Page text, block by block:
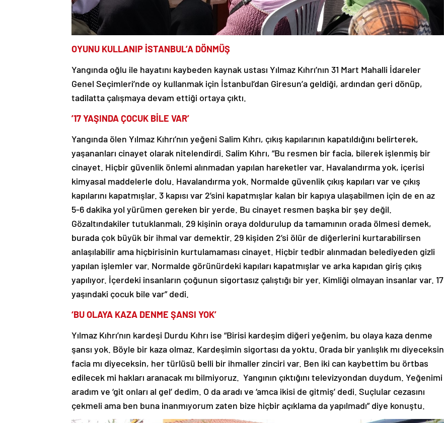
OYUNU KULLANIP İSTANBUL’A DÖNMÜŞ
Yangında oğlu ile hayatını kaybeden kaynak ustası Yılmaz Kıhrı’nın 31 Mart Mahalli İdareler
Genel Seçimleri’nde oy kullanmak için İstanbul’dan Giresun’a geldiği, ardından geri dönüp,
tadilatta çalışmaya devam ettiği ortaya çıktı.
’17 YAŞINDA ÇOCUK BİLE VAR’
Yangında ölen Yılmaz Kıhrı’nın yeğeni Salim Kıhrı, çıkış kapılarının kapatıldığını belirterek,
yaşananları cinayet olarak nitelendirdi. Salim Kıhrı, “Bu resmen bir facia, bilerek işlenmiş bir
cinayet. Hiçbir güvenlik önlemi alınmadan yapılan hareketler var. Havalandırma yok, içerisi
kimyasal maddelerle dolu. Havalandırma yok. Normalde güvenlik çıkış kapıları var ve çıkış
kapılarını kapatmışlar. 3 kapısı var 2’sini kapatmışlar kalan bir kapıya ulaşabilmen için de en az
5-6 dakika yol yürümen gereken bir yerde. Bu cinayet resmen başka bir şey değil.
Gözaltındakiler tutuklanmalı. 29 kişinin oraya doldurulup da tamamının orada ölmesi demek,
burada çok büyük bir ihmal var demektir. 29 kişiden 2’si ölür de diğerlerini kurtarabilirsen
anlaşılabilir ama hiçbirisinin kurtulamaması cinayet. Hiçbir tedbir alınmadan belediyeden gizli
yapılan işlemler var. Normalde görünürdeki kapıları kapatmışlar ve arka kapıdan giriş çıkış
yapılıyor. İçerdeki insanların çoğunun sigortasız çalıştığı bir yer. Kimliği olmayan insanlar var. 17
yaşındaki çocuk bile var” dedi.
‘BU OLAYA KAZA DENME ŞANSI YOK’
Yılmaz Kıhrı’nın kardeşi Durdu Kıhrı ise “Birisi kardeşim diğeri yeğenim, bu olaya kaza denme
şansı yok. Böyle bir kaza olmaz. Kardeşimin sigortası da yoktu. Orada bir yanlışlık mı diyeceksin
facia mı diyeceksin, her türlüsü belli bir ihmaller zinciri var. Ben iki can kaybettim bu örtbas
edilecek mi hakları aranacak mı bilmiyoruz. Yangının çıktığını televizyondan duydum. Yeğenimi
aradım ve ‘git onları al gel’ dedim. O da aradı ve ‘amca ikisi de gitmiş’ dedi. Suçlular cezasını
çekmeli ama ben buna inanmıyorum zaten bize hiçbir açıklama da yapılmadı” diye konuştu.